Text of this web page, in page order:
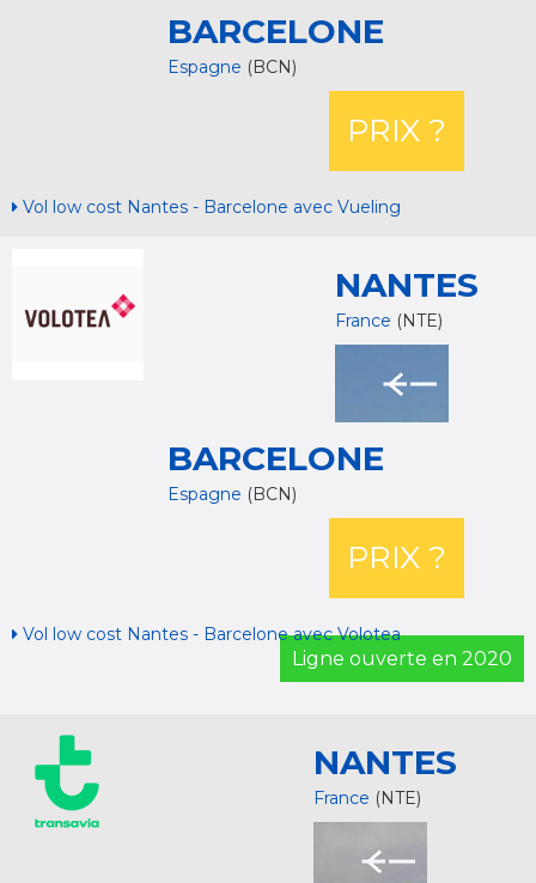
BARCELONE
Espagne (BCN)
PRIX ?
Vol low cost Nantes - Barcelone avec Vueling
NANTES
France (NTE)
BARCELONE
Espagne (BCN)
PRIX ?
Vol low cost Nantes - Barcelone avec Volotea
Ligne ouverte en 2020
NANTES
France (NTE)